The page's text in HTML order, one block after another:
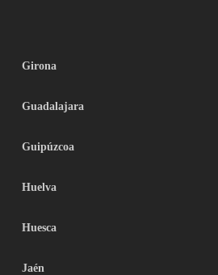
Girona
Guadalajara
Guipúzcoa
Huelva
Huesca
Jaén